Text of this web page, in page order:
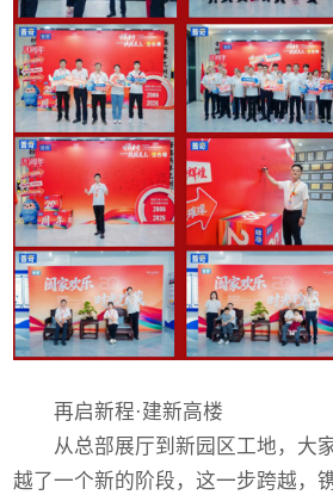
再启新程·建新高楼
从总部展厅到新园区工地，大
越了一个新的阶段，这一步跨越，